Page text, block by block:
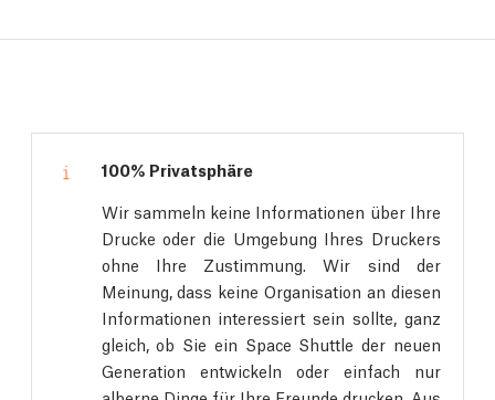
100% Privatsphäre
Wir sammeln keine Informationen über Ihre
Drucke oder die Umgebung Ihres Druckers
ohne Ihre Zustimmung. Wir sind der
Meinung, dass keine Organisation an diesen
Informationen interessiert sein sollte, ganz
gleich, ob Sie ein Space Shuttle der neuen
Generation entwickeln oder einfach nur